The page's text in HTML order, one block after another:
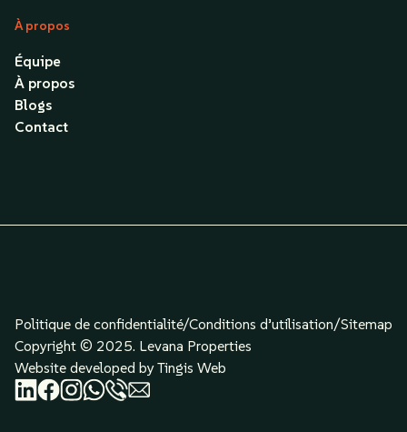
À propos
Équipe
À propos
Blogs
Contact
Politique de confidentialité/Conditions d’utilisation/Sitemap
Copyright © 2025. Levana Properties
Website developed by Tingis Web